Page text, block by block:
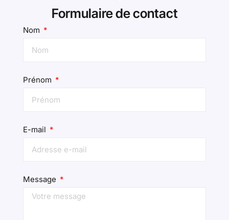
Formulaire de contact
Nom
Prénom
E-mail
Message